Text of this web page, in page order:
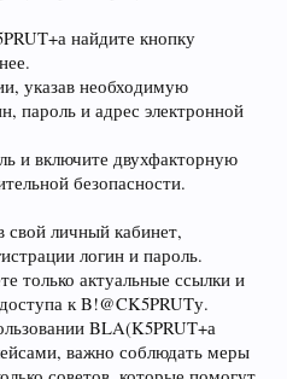
найдите кнопку
указав необходимую
пароль и адрес электронной
и включите двухфакторную
безопасности.
свой личный кабинет,
логин и пароль.
только актуальные ссылки и
к B!@CK5PRUTу.
BLA(K5PRUT+а
важно соблюдать меры